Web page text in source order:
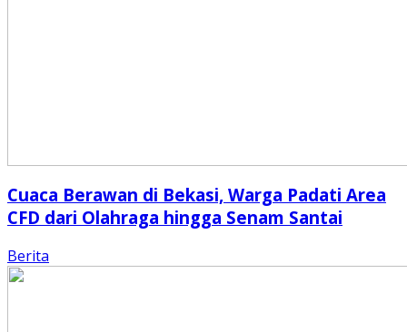
Cuaca Berawan di Bekasi, Warga Padati Area
CFD dari Olahraga hingga Senam Santai
Berita